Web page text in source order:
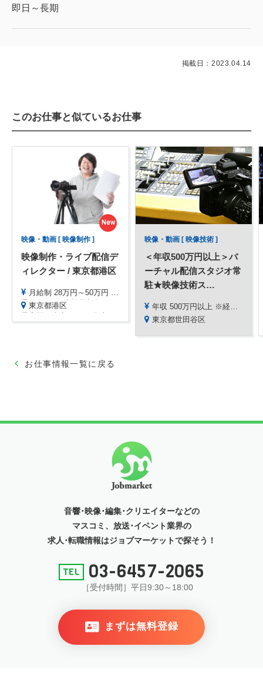
即日～長期
掲載日：2023.04.14
このお仕事と似ているお仕事
映像・動画 [ 映像制作 ]
映像制作・ライブ配信デ
ィレクター / 東京都港区
月給制 28万円～50万円 40時間分のみなし残業代込※経験や能力を考慮し優遇
昇給年1回、決算賞与年1回(給与1～8ヶ月分)
東京都港区
New
映像・動画 [ 映像技術 ]
＜年収500万円以上＞バ
ーチャル配信スタジオ常
駐★映像技術ス…
年収 500万円以上 ※経験・年齢・能力等を考慮して決定
東京都世田谷区
再募集
お仕事情報一覧に戻る
音響･映像･編集･クリエイターなどの
マスコミ、放送･イベント業界の
求人･転職情報はジョブマーケットで探そう！
03-6457-2065
［受付時間］平日9:30～18:00
まずは無料登録